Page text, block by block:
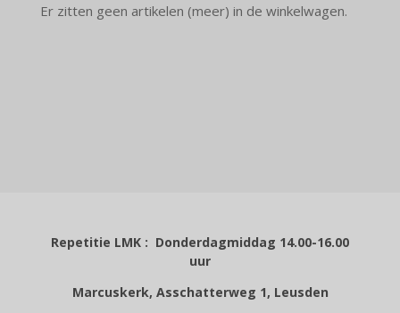
Er zitten geen artikelen (meer) in de winkelwagen.
Repetitie LMK : Donderdagmiddag 14.00-16.00
uur
Marcuskerk, Asschatterweg 1, Leusden